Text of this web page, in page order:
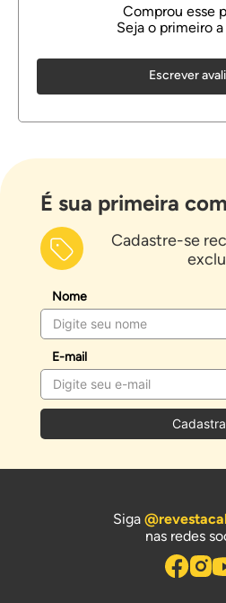
Escrever
É sua primeira
Cadastre-se
Nome
E-mail
Siga
nas redes